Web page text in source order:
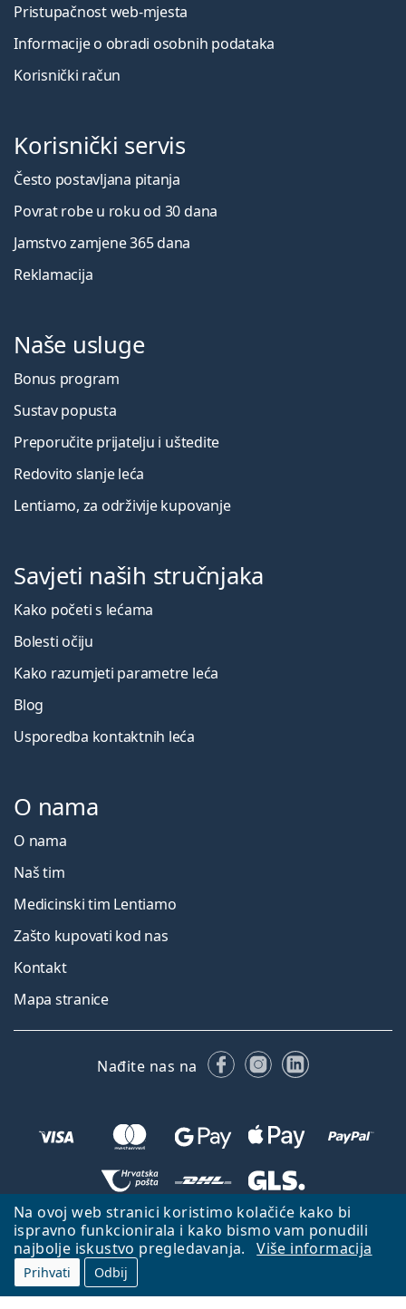
Na ovoj web stranici koristimo kolačiće kako bi
ispravno funkcionirala i kako bismo vam ponudili
najbolje iskustvo pregledavanja.
Više informacija
Prihvati Odbij
Pristupačnost web-mjesta
Informacije o obradi osobnih podataka
Korisnički račun
Korisnički servis
Često postavljana pitanja
Povrat robe u roku od 30 dana
Jamstvo zamjene 365 dana
Reklamacija
Naše usluge
Bonus program
Sustav popusta
Preporučite prijatelju i uštedite
Redovito slanje leća
Lentiamo, za održivije kupovanje
Savjeti naših stručnjaka
Kako početi s lećama
Bolesti očiju
Kako razumjeti parametre leća
Blog
Usporedba kontaktnih leća
O nama
O nama
Naš tim
Medicinski tim Lentiamo
Zašto kupovati kod nas
Kontakt
Mapa stranice
Nađite nas na FacebookuInstagramu
LinkedIn
Natrag na početnu stranicu
Lentiamo.hr je u vlasništvu i upravljanju tvrtke Lentiamo s.r.o., Češka
Republika